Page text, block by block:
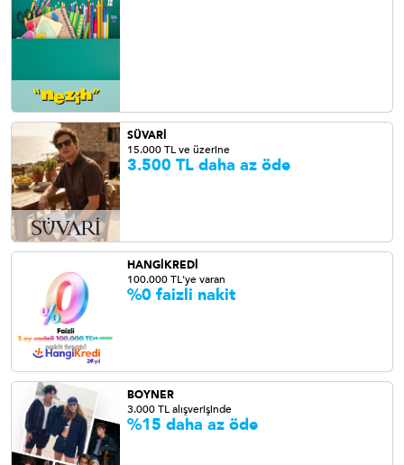
SÜVARİ
15.000 TL ve üzerine
3.500 TL daha az öde
HANGİKREDİ
100.000 TL'ye varan
%0 faizli nakit
BOYNER
3.000 TL alışverişinde
%15 daha az öde